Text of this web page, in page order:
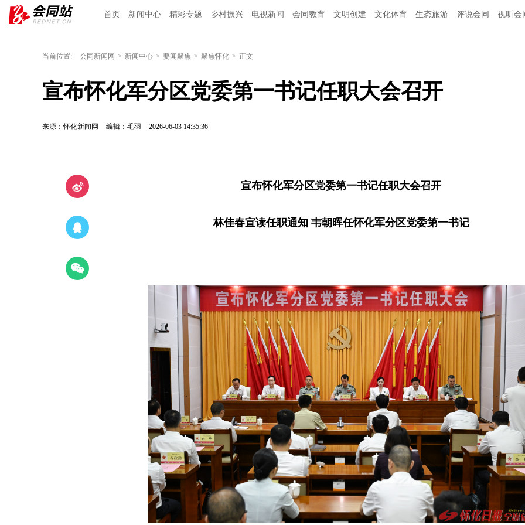
首页 新闻中心 精彩专题 乡村振兴 电视新闻 会同教育 文明创建 文化体育 生态旅游 评说会同 视听会
当前位置: 会同新闻网 > 新闻中心 > 要闻聚焦 > 聚焦怀化 > 正文
宣布怀化军分区党委第一书记任职大会召开
来源：怀化新闻网 编辑：毛羽 2026-06-03 14:35:36
宣布怀化军分区党委第一书记任职大会召开
林佳春宣读任职通知 韦朝晖任怀化军分区党委第一书记